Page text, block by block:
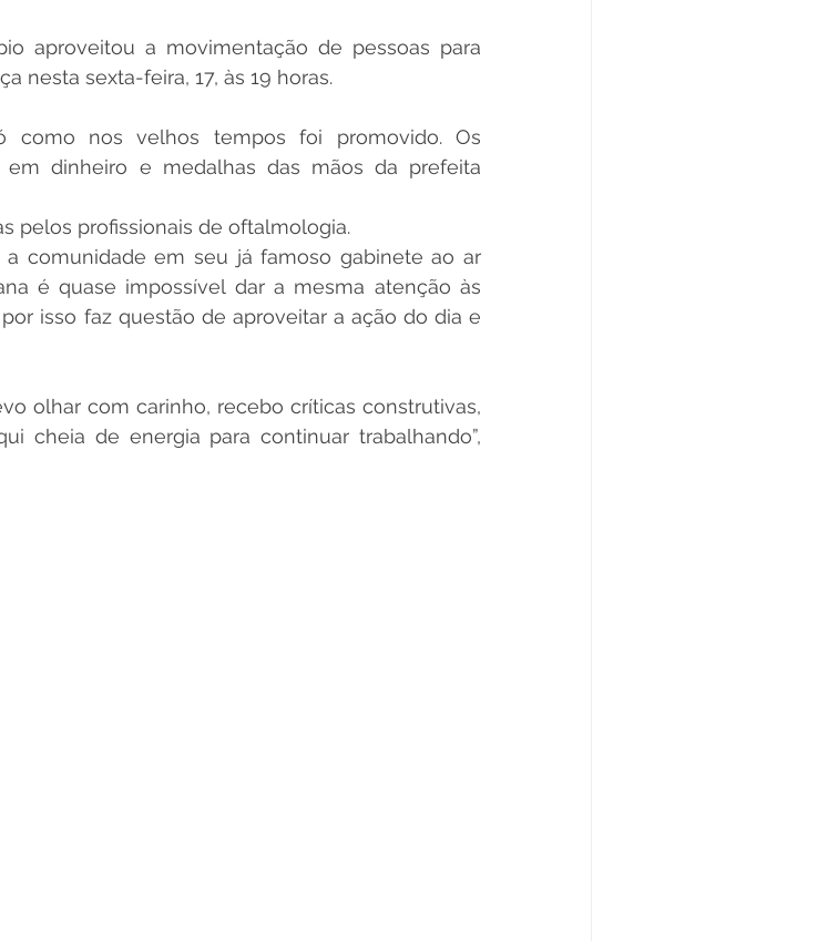
aproveitou a movimentação de pessoas para
nesta sexta-feira, 17, às 19 horas.
como nos velhos tempos foi promovido. Os
em dinheiro e medalhas das mãos da prefeita
pelos profissionais de oftalmologia.
a comunidade em seu já famoso gabinete ao ar
é quase impossível dar a mesma atenção às
isso faz questão de aproveitar a ação do dia e
olhar com carinho, recebo críticas construtivas,
cheia de energia para continuar trabalhando”,